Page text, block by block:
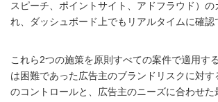
スピーチ、ポイントサイト、アドフラウド）の
れ、ダッシュボード上でもリアルタイムに確認
これら2つの施策を原則すべての案件で適用す
は困難であった広告主のブランドリスクに対す
のコントロールと、広告主のニーズに合わせた